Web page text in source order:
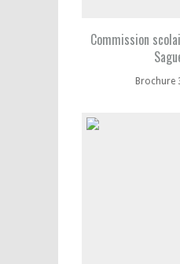
Commission
Brochure